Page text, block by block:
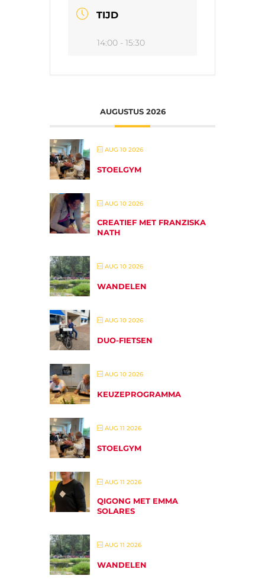
TIJD
14:00 - 15:30
AUGUSTUS 2026
AUG 10 2026
STOELGYM
AUG 10 2026
CREATIEF MET FRANZISKA
NATH
AUG 10 2026
WANDELEN
AUG 10 2026
DUO-FIETSEN
AUG 10 2026
KEUZEPROGRAMMA
AUG 11 2026
STOELGYM
AUG 11 2026
QIGONG MET EMMA
SOLARES
AUG 11 2026
WANDELEN